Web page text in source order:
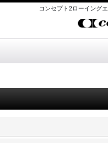
コンセプト2ローイング